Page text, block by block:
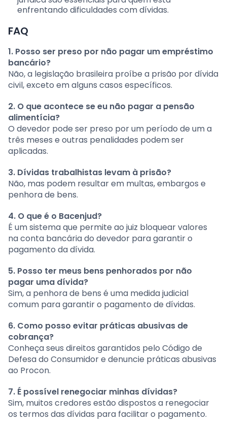
enfrentando dificuldades com dívidas.
FAQ
1. Posso ser preso por não pagar um empréstimo
bancário?
Não, a legislação brasileira proíbe a prisão por dívida
civil, exceto em alguns casos específicos.
2. O que acontece se eu não pagar a pensão
alimentícia?
O devedor pode ser preso por um período de um a
três meses e outras penalidades podem ser
aplicadas.
3. Dívidas trabalhistas levam à prisão?
Não, mas podem resultar em multas, embargos e
penhora de bens.
4. O que é o Bacenjud?
É um sistema que permite ao juiz bloquear valores
na conta bancária do devedor para garantir o
pagamento da dívida.
5. Posso ter meus bens penhorados por não
pagar uma dívida?
Sim, a penhora de bens é uma medida judicial
comum para garantir o pagamento de dívidas.
6. Como posso evitar práticas abusivas de
cobrança?
Conheça seus direitos garantidos pelo Código de
Defesa do Consumidor e denuncie práticas abusivas
ao Procon.
7. É possível renegociar minhas dívidas?
Sim, muitos credores estão dispostos a renegociar
os termos das dívidas para facilitar o pagamento.